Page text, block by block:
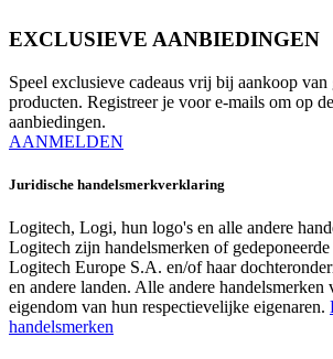
EXCLUSIEVE AANBIEDINGEN
Speel exclusieve cadeaus vrij bij aankoop van
producten. Registreer je voor e-mails om op
aanbiedingen.
AANMELDEN
Juridische handelsmerkverklaring
Logitech, Logi, hun logo's en alle andere
Logitech zijn handelsmerken of
Logitech Europe S.A. en/of haar
en andere landen. Alle andere handelsmerken
eigendom van hun respectievelijke eigenaren.
handelsmerken